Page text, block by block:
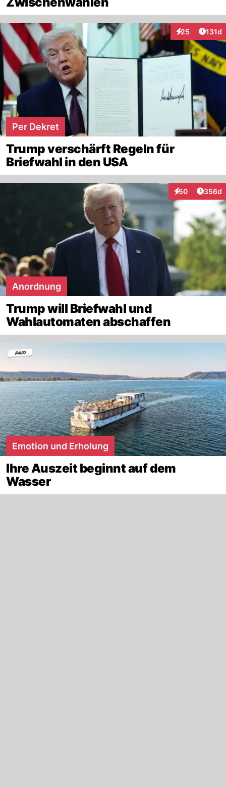
25
Interaktionen
131d
Per Dekret
Trump verschärft Regeln für
Briefwahl in den USA
50
Interaktionen
356d
Anordnung
Trump will Briefwahl und
Wahlautomaten abschaffen
Emotion und Erholung
Ihre Auszeit beginnt auf dem
Wasser